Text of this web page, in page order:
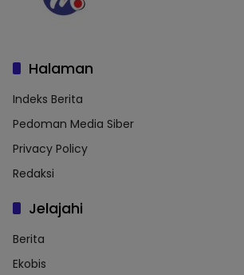
Halaman
Indeks Berita
Pedoman Media Siber
Privacy Policy
Redaksi
Jelajahi
Berita
Ekobis